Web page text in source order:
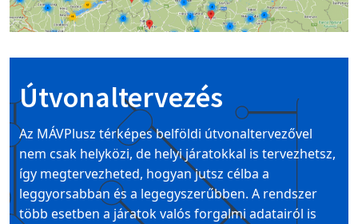
Útvonaltervezés
Az MÁVPlusz térképes belföldi útvonaltervezővel
nem csak helyközi, de helyi járatokkal is tervezhetsz,
így megtervezheted, hogyan jutsz célba a
leggyorsabban és a legegyszerűbben. A rendszer
több esetben a járatok valós forgalmi adatairól is